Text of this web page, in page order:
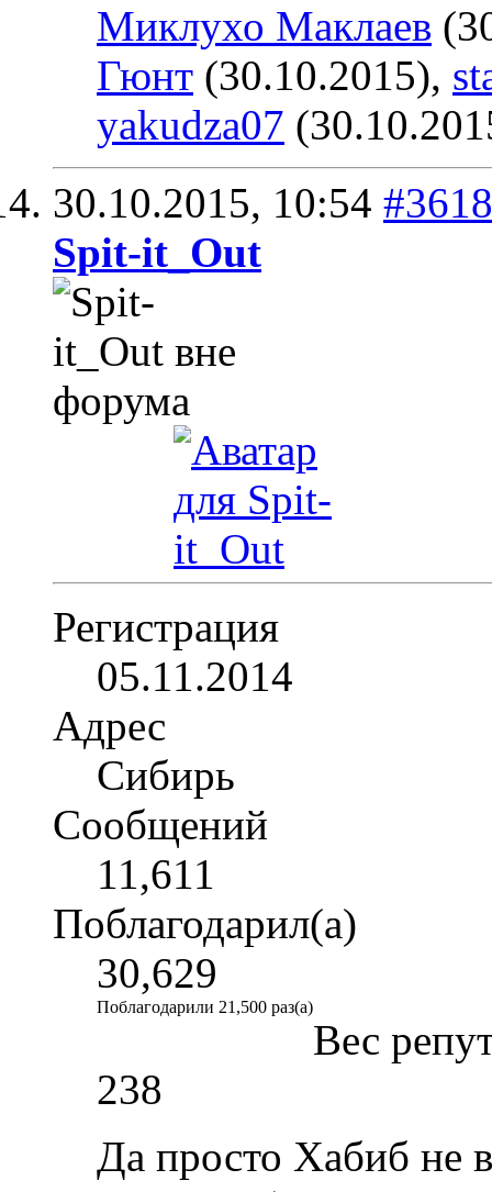
Миклухо Маклаев
Гюнт (30.10.2015),
yakudza07
30.10.2015, 10:54 #3618
Spit-it_Out
Регистрация
05.11.2014
Адрес
Сибирь
Сообщений
11,611
Поблагодарил(а)
30,629
Поблагодарили 21,500 раз(а)
Вес
238
Да просто Хабиб не